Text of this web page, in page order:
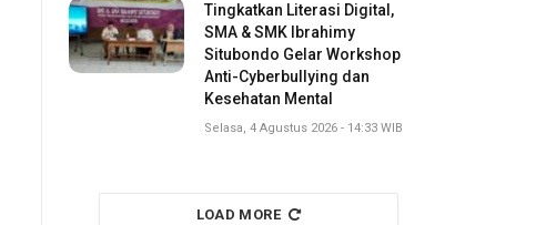
Tingkatkan Literasi Digital,
SMA & SMK Ibrahimy
Situbondo Gelar Workshop
Anti-Cyberbullying dan
Kesehatan Mental
Selasa, 4 Agustus 2026 - 14:33 WIB
LOAD MORE